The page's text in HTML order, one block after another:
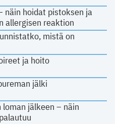
näin hoidat pistoksen ja
allergisen reaktion
mistä on
ja hoito
jälki
jälkeen – näin